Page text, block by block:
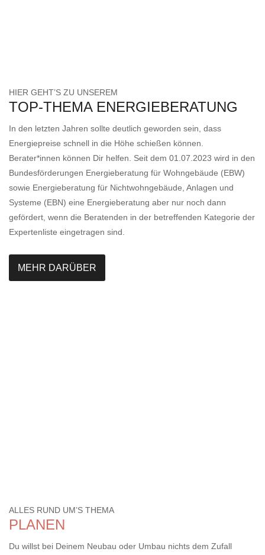
HIER GEHT’S ZU UNSEREM
TOP-THEMA ENERGIEBERATUNG
In den letzten Jahren sollte deutlich geworden sein, dass
Energiepreise schnell in die Höhe schießen können.
Berater*innen können Dir helfen. Seit dem 01.07.2023 wird in den
Bundesförderungen Energieberatung für Wohngebäude (EBW)
sowie Energieberatung für Nichtwohngebäude, Anlagen und
Systeme (EBN) eine Energieberatung aber nur noch dann
gefördert, wenn die Beratenden in der betreffenden Kategorie der
Expertenliste eingetragen sind.
MEHR DARÜBER
ALLES RUND UM’S THEMA
PLANEN
Du willst bei Deinem Neubau oder Umbau nichts dem Zufall